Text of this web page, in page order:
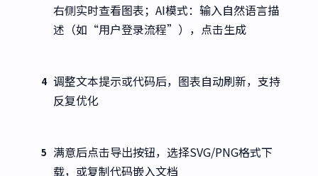
右侧实时查看图表；AI模式：输入自然语言描
述（如“用户登录流程”），点击生成
4 调整文本提示或代码后，图表自动刷新，支持
反复优化
5 满意后点击导出按钮，选择SVG/PNG格式下
载，或复制代码嵌入文档